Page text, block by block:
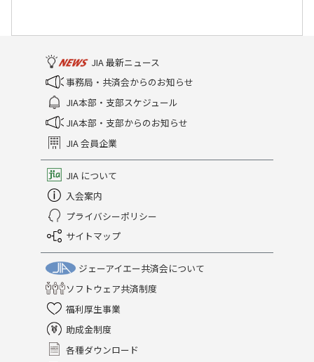
JIA 最新ニュース
事務局・共済会からのお知らせ
JIA本部・支部スケジュール
JIA本部・支部からのお知らせ
JIA 会員企業
JIA について
入会案内
プライバシーポリシー
サイトマップ
ジェーアイエー共済会について
ソフトウェア共済制度
福利厚生事業
助成金制度
各種ダウンロード